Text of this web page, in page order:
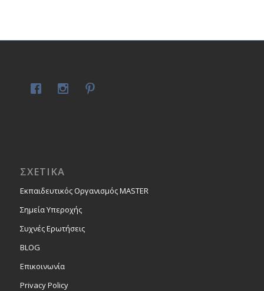
ΣΧΕΤΙΚΑ
Εκπαιδευτικός Οργανισμός MASTER
Σημεία Υπεροχής
Συχνές Ερωτήσεις
BLOG
Επικοινωνία
Privacy Policy